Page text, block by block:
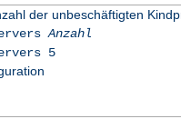
der unbeschäftigten
Anzahl
5